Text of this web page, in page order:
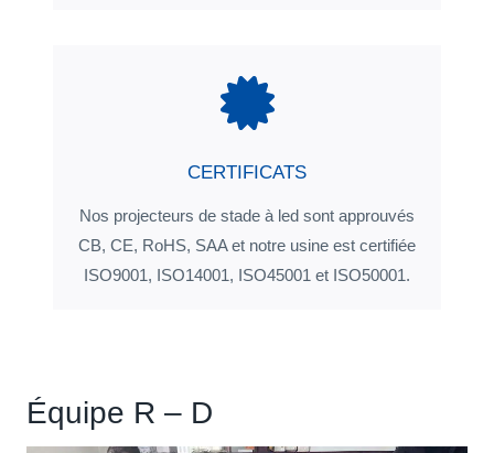
CERTIFICATS
Nos projecteurs de stade à led sont approuvés
CB, CE, RoHS, SAA et notre usine est certifiée
ISO9001, ISO14001, ISO45001 et ISO50001.
Équipe R – D